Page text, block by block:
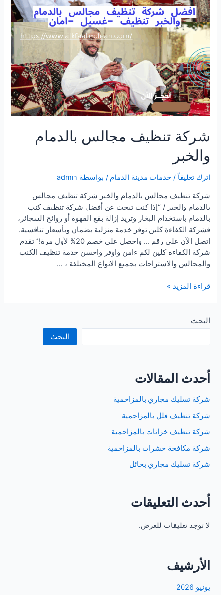
شركة تنظيف مجالس بالدمام
والخبر
اترك تعليقاً /خدمات مدينة الدمام / بواسطة admin
شركة تنظيف مجالس بالدمام والخبر شركة تنظيف مجالس
بالدمام والخبر / “إذا كنت تبحث عن أفضل شركة تنظيف كنب
بالدمام باستخدام البخار وتريد إزالة بقع القهوة أو روائح السجائر،
فشركة الكفاءة كلين توفر خدمة منزلية بضمان وبأسعار تنافسية.
اتصل الآن على رقم … واحصل على خصم 20% لأول مرة!” تقدم
شركة الكفاءه كلين لكم ءامن واوفر واحسن خدمة تنظيف الكنب
والمجالس والاستراحات بجميع الانواع المختلفة ، …
شركة
بالدمام
والخبر
قراءة المزيد »
البحث
البحث
أحدث المقالات
شركة تسليك مجاري بالمزاحمية
شركة تنظيف فلل بالمزاحمية
شركة تنظيف خزانات بالمزاحمية
شركة مكافحة حشرات بالمزاحمية
شركة تسليك مجاري بحائل
أحدث التعليقات
لا توجد تعليقات للعرض.
الأرشيف
يونيو 2026